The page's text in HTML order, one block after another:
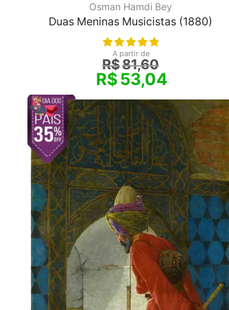
Osman Hamdi Bey
Duas Meninas Musicistas (1880)
A partir de
R$81,60
R$53,04